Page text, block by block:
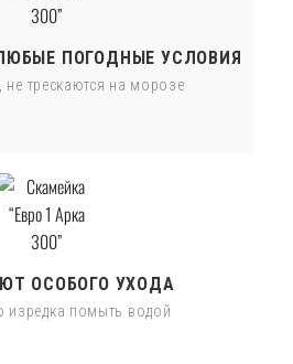
ПОГОДНЫЕ УСЛОВИЯ
трескаются на морозе
ОСОБОГО УХОДА
изредка помыть водой